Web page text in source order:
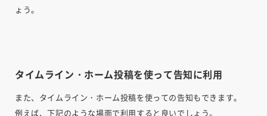
ょう。
タイムライン・ホーム投稿を使って告知に利用
また、タイムライン・ホーム投稿を使っての告知もできます。
例えば、下記のような場面で利用すると良いでしょう。